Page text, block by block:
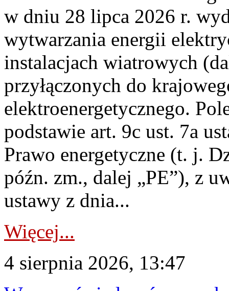
w dniu 28 lipca 2026 r.
wytwarzania energii
instalacjach wiatrowych
przyłączonych do
elektroenergetycznego.
podstawie art. 9c ust. 7a
Prawo energetyczne (t. j.
późn. zm., dalej „PE”), z
ustawy z dnia...
Więcej...
4 sierpnia 2026, 13:47